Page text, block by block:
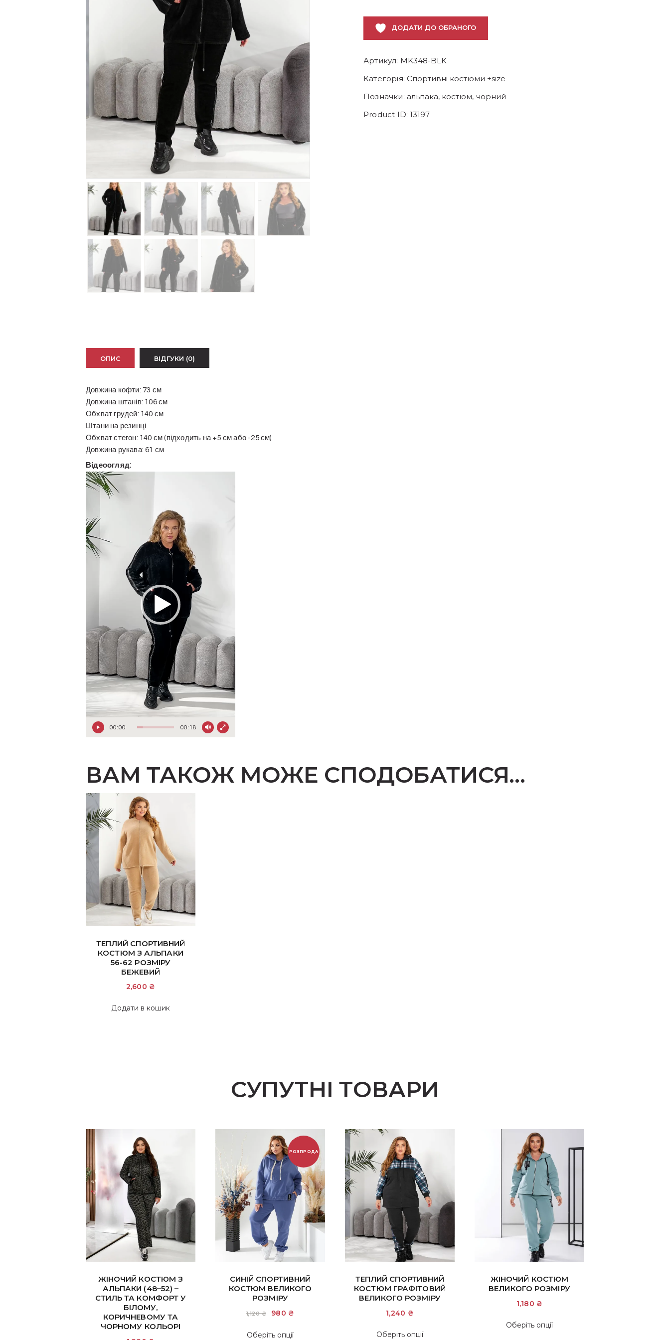
ДОДАТИ ДО ОБРАНОГО
Артикул: MK348-BLK
Категорія: Спортивні костюми +size
Позначки: альпака, костюм, чорний
Product ID:13197
ОПИС ВІДГУКИ (0)
Довжина кофти: 73 см
Довжина штанів: 106 см
Обхват грудей: 140 см
Штани на резинці
Обхват стегон: 140 см (підходить на +5 см або -25 см)
Довжина рукава: 61 см
Відеоогляд:
Відеопрогравач
00:00 00:18
ВАМ ТАКОЖ МОЖЕ СПОДОБАТИСЯ…
ТЕПЛИЙ СПОРТИВНИЙ
КОСТЮМ З АЛЬПАКИ
56-62 РОЗМІРУ
БЕЖЕВИЙ
2,600 ₴
Додати в кошик
СУПУТНІ ТОВАРИ
ЖІНОЧИЙ КОСТЮМ З
АЛЬПАКИ (48–52) –
СТИЛЬ ТА КОМФОРТ У
БІЛОМУ,
КОРИЧНЕВОМУ ТА
ЧОРНОМУ КОЛЬОРІ
РОЗПРОДА
Ж!
СИНІЙ СПОРТИВНИЙ
КОСТЮМ ВЕЛИКОГО
РОЗМІРУ
1,120₴
Оригінальна
980 ₴
Оберіть опції
ТЕПЛИЙ СПОРТИВНИЙ
КОСТЮМ ГРАФІТОВИЙ
ВЕЛИКОГО РОЗМІРУ
1,240 ₴
Оберіть опції
ЖІНОЧИЙ КОСТЮМ
ВЕЛИКОГО РОЗМІРУ
1,180 ₴
Оберіть опції